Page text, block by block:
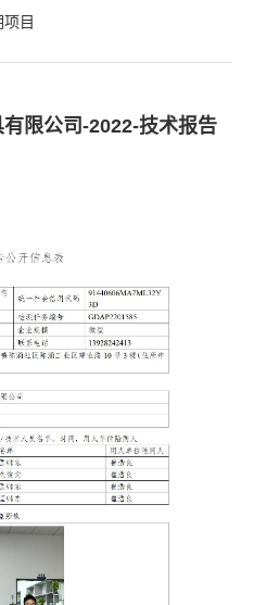
项目
限公司-2022-技术报告